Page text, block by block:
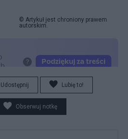
© Artykuł jest chroniony prawem
autorskim.
Udostępnij Lubię to!
Obserwuj notkę